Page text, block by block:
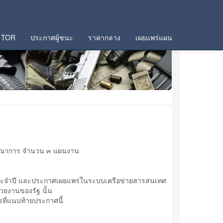
TOR ประกาศผู้ชนะ ราคากลาง เผยแพร่แผน
าการ จำนวน ๓ แผนงาน
ปี และประกาศเผยแพร่ในระบบเครือข่ายสารสนเทศ
ยงานของรัฐ นั้น
แนบท้ายประกาศนี้